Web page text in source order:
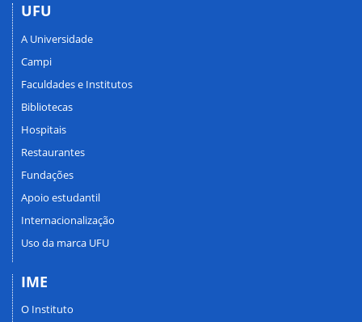
UFU
A Universidade
Campi
Faculdades e Institutos
Bibliotecas
Hospitais
Restaurantes
Fundações
Apoio estudantil
Internacionalização
Uso da marca UFU
IME
O Instituto